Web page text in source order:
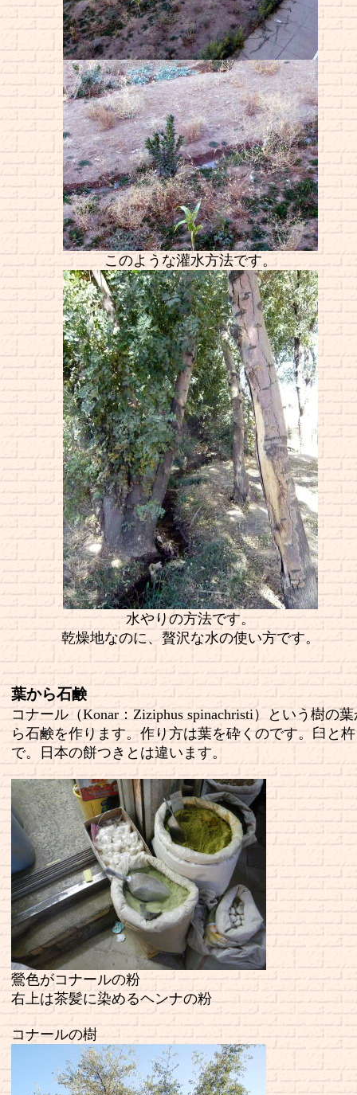
このような灌水方法です。
水やりの方法です。
乾燥地なのに、贅沢な水の使い方です。
葉から石鹸
コナール（Konar：Ziziphus spinachristi）という樹の
ら石鹸を作ります。作り方は葉を砕くのです。臼と杵
で。日本の餅つきとは違います。
鶯色がコナールの粉
右上は茶髪に染めるヘンナの粉
コナールの樹